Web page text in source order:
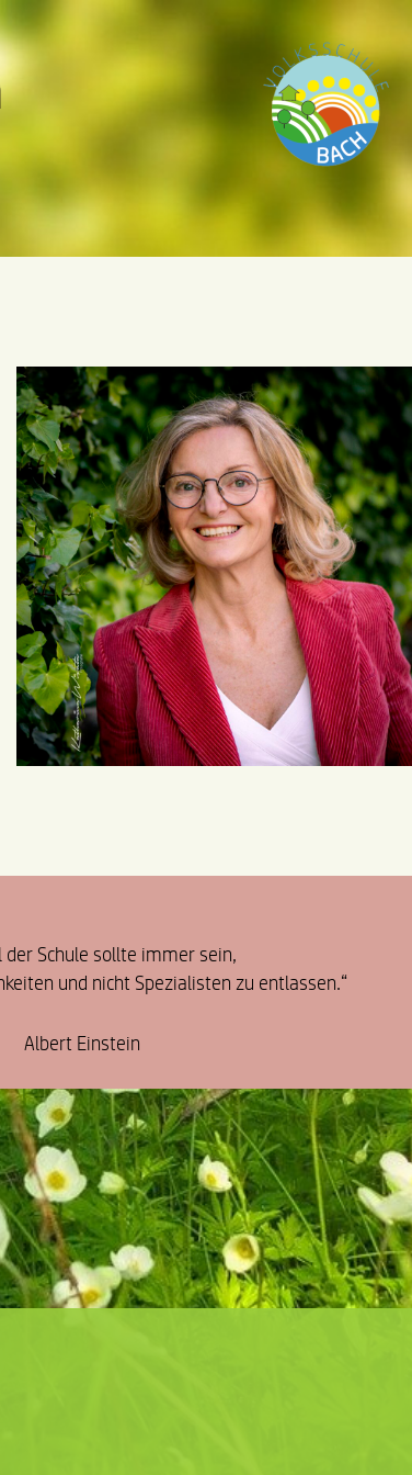
der Schule sollte immer sein,
und nicht Spezialisten zu entlassen.“
Albert Einstein